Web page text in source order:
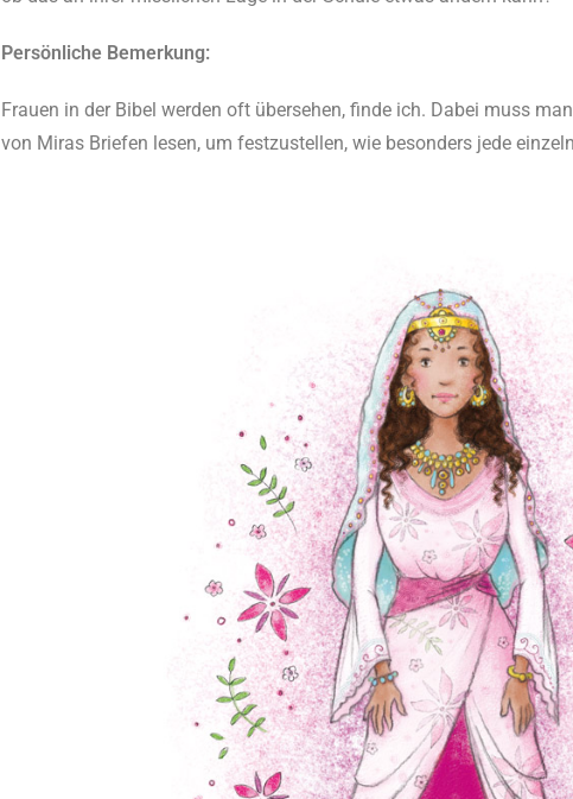
Persönliche Bemerkung:
Frauen in der Bibel werden oft übersehen, finde ich. Dabei muss
von Miras Briefen lesen, um festzustellen, wie besonders jede